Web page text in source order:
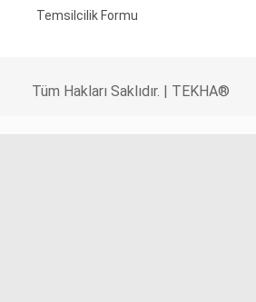
Temsilcilik Formu
Tüm Hakları Saklıdır. | TEKHA®